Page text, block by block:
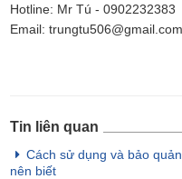
Hotline: Mr Tú - 0902232383
Email: trungtu506@gmail.com
Tin liên quan
Cách sử dụng và bảo
nên biết